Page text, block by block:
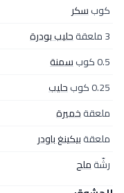
كوبسكر
3 ملعقة
حليب بودرة
0.5 كوب
سمنة
0.25 كوب
حليب
ملعقةخميرة
ملعقةبيكينغ باودر
رشّةملح